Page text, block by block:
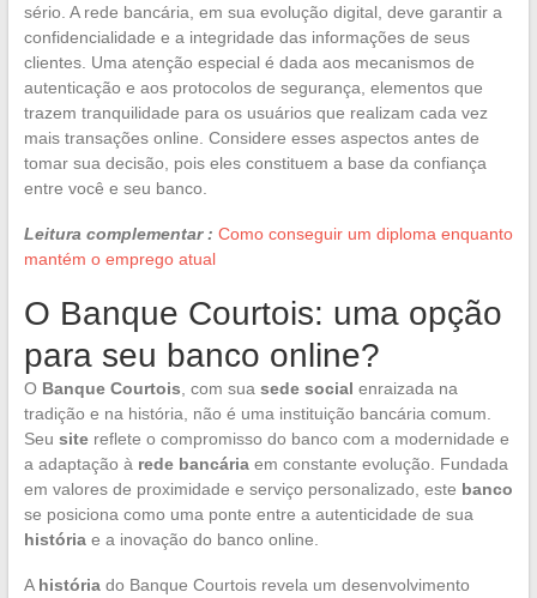
sério. A rede bancária, em sua evolução digital, deve garantir a
confidencialidade e a integridade das informações de seus
clientes. Uma atenção especial é dada aos mecanismos de
autenticação e aos protocolos de segurança, elementos que
trazem tranquilidade para os usuários que realizam cada vez
mais transações online. Considere esses aspectos antes de
tomar sua decisão, pois eles constituem a base da confiança
entre você e seu banco.
Leitura complementar : Como conseguir um diploma enquanto
mantém o emprego atual
O Banque Courtois: uma opção
para seu banco online?
O Banque Courtois , com sua sede social enraizada na
tradição e na história, não é uma instituição bancária comum.
Seu sitereflete o compromisso do banco com a modernidade e
a adaptação à rede bancáriaem constante evolução. Fundada
em valores de proximidade e serviço personalizado, este banco
se posiciona como uma ponte entre a autenticidade de sua
históriae a inovação do banco online.
A históriado Banque Courtois revela um desenvolvimento